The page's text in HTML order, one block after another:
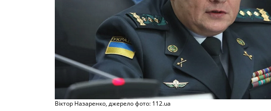
Віктор Назаренко, джерело фото: 112.ua